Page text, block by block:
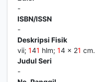
-
ISBN/ISSN
-
Deskripsi Fisik
vii; 141 hlm; 14 x 21 cm.
Judul Seri
-